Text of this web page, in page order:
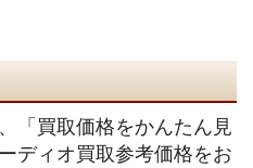
「買取価格をかんたん見
ディオ買取参考価格をお